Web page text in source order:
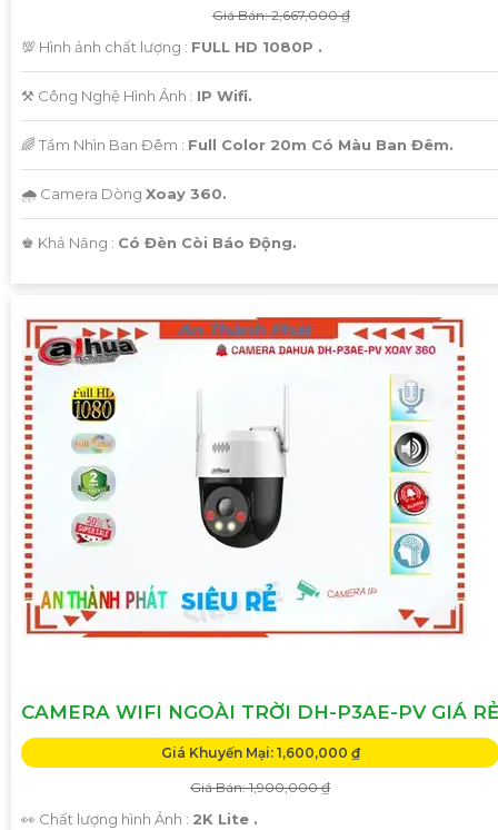
Giá Bán: 2,667,000 ₫
💯 Hình ảnh chất lượng : FULL HD 1080P .
⚒ Công Nghệ Hình Ảnh : IP Wifi.
🌈 Tầm Nhìn Ban Đêm : Full Color 20m Có Màu Ban Đêm.
🌧️ Camera Dòng Xoay 360.
️♚ Khả Năng : Có Đèn Còi Báo Động.
CAMERA WIFI NGOÀI TRỜI DH-P3AE-PV GIÁ RẺ
Giá Khuyến Mại: 1,600,000 ₫
Giá Bán: 1,900,000 ₫
👀 Chất lượng hình Ảnh : 2K Lite .